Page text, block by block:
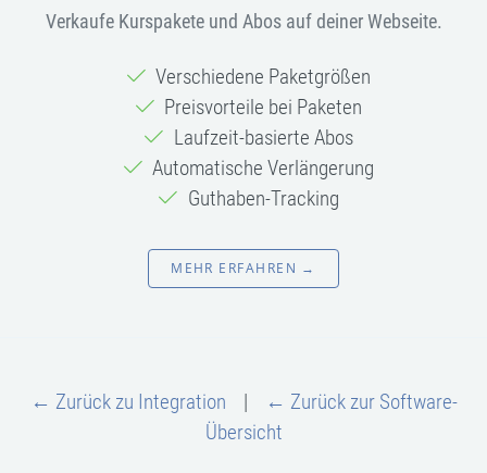
Verkaufe Kurspakete und Abos auf deiner Webseite.
Verschiedene Paketgrößen
Preisvorteile bei Paketen
Laufzeit-basierte Abos
Automatische Verlängerung
Guthaben-Tracking
MEHR ERFAHREN →
← Zurück zu Integration |
← Zurück zur Software-
Übersicht